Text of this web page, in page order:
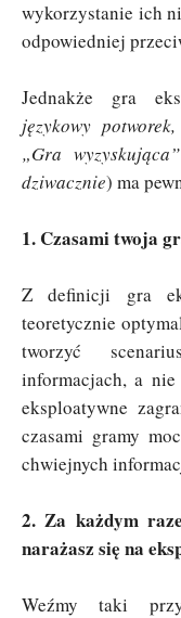
wykorzystanie ich
odpowiedniej
Jednakże gra
językowy
„Gra
dziwacznie) ma
1. Czasami twoja
Z definicji gra
teoretycznie
tworzyć
informacjach, a nie
eksploatywne
czasami gramy
chwiejnych
2. Za każdym
narażasz się na
Weźmy taki